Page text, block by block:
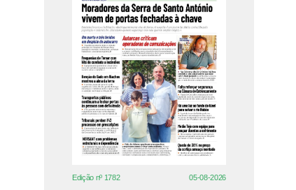
Edição nº 1782 05-08-2026